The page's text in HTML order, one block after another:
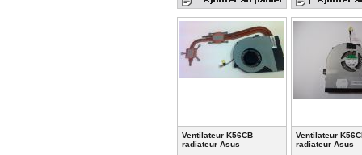
Ventilateur K56CB
radiateur Asus
Ventilateur
radiateur Asus